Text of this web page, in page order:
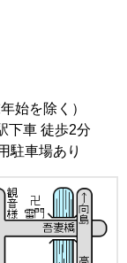
始を除く）
下車 徒歩2分
駐車場あり